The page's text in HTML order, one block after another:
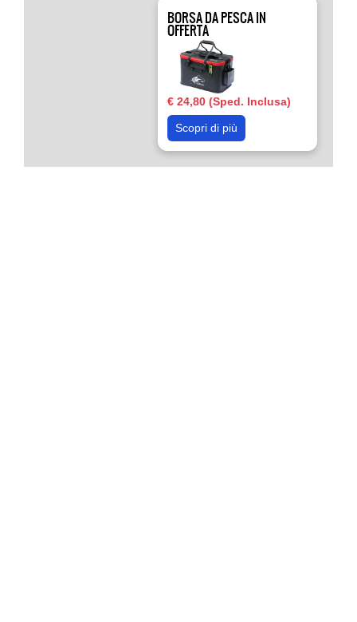
BORSA DA PESCA IN
OFFERTA
€ 24,80 (Sped. Inclusa)
Scopri di più